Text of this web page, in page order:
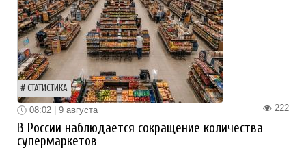
СТАТИСТИКА
222
08:02 | 9 августа
В России наблюдается сокращение количества
супермаркетов